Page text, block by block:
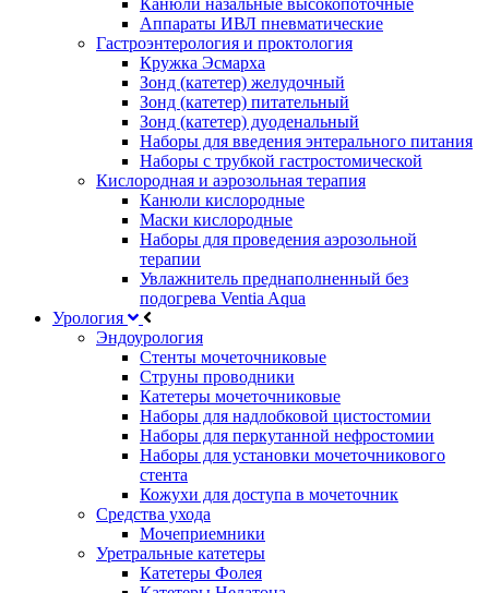
Канюли назальные высокопоточные
Аппараты ИВЛ пневматические
Гастроэнтерология и проктология
Кружка Эсмарха
Зонд (катетер) желудочный
Зонд (катетер) питательный
Зонд (катетер) дуоденальный
Наборы для введения энтерального питания
Наборы с трубкой гастростомической
Кислородная и аэрозольная терапия
Канюли кислородные
Маски кислородные
Наборы для проведения аэрозольной
терапии
Увлажнитель преднаполненный без
подогрева Ventia Aqua
Урология
Эндоурология
Стенты мочеточниковые
Струны проводники
Катетеры мочеточниковые
Наборы для надлобковой цистостомии
Наборы для перкутанной нефростомии
Наборы для установки мочеточникового
стента
Кожухи для доступа в мочеточник
Средства ухода
Мочеприемники
Уретральные катетеры
Катетеры Фолея